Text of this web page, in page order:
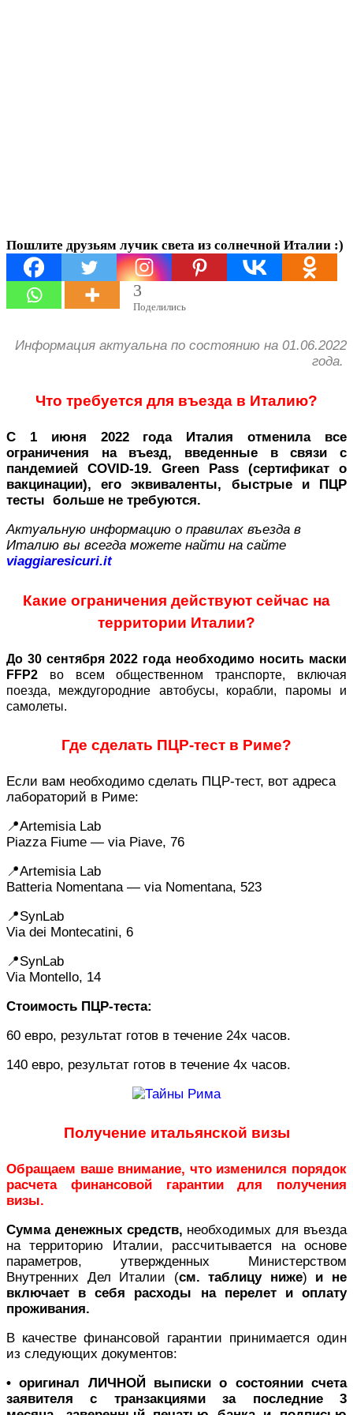
Пошлите друзьям лучик света из солнечной Италии :)
3
Поделились
Информация актуальна по состоянию на 01.06.2022
года.
Что требуется для въезда в Италию?
С 1 июня 2022 года Италия отменила все
ограничения на въезд, введенные в связи с
пандемией COVID-19. Green Pass (сертификат о
вакцинации), его эквиваленты, быстрые и ПЦР
тесты больше не требуются.
Актуальную информацию о правилах въезда в
Италию вы всегда можете найти на сайте
viaggiaresicuri.it
Какие ограничения действуют сейчас на
территории Италии?
До 30 сентября 2022 года необходимо носить маски
FFP2 во всем общественном транспорте, включая
поезда, междугородние автобусы, корабли, паромы и
самолеты.
Где сделать ПЦР-тест в Риме?
Если вам необходимо сделать ПЦР-тест, вот адреса
лабораторий в Риме:
📍Artemisia Lab
Piazza Fiume — via Piave, 76
📍Artemisia Lab
Batteria Nomentana — via Nomentana, 523
📍SynLab
Via dei Montecatini, 6
📍SynLab
Via Montello, 14
Стоимость ПЦР-теста:
60 евро, результат готов в течение 24х часов.
140 евро, результат готов в течение 4х часов.
Получение итальянской визы
Обращаем ваше внимание, что изменился порядок
расчета финансовой гарантии для получения
визы.
Сумма денежных средств, необходимых для въезда
на территорию Италии, рассчитывается на основе
параметров, утвержденных Министерством
Внутренних Дел Италии (см. таблицу ниже) и не
включает в себя расходы на перелет и оплату
проживания.
В качестве финансовой гарантии принимается один
из следующих документов:
• оригинал ЛИЧНОЙ выписки о состоянии счета
заявителя с транзакциями за последние 3